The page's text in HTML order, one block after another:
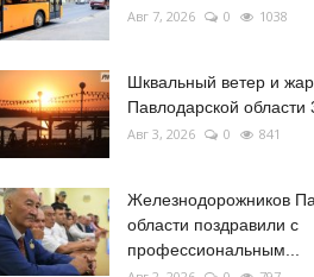
Авг 7, 2026 0 1038
Шквальный ветер и
Павлодарской области
Авг 3, 2026 0 841
Железнодорожников
области поздравили с
профессиональным...